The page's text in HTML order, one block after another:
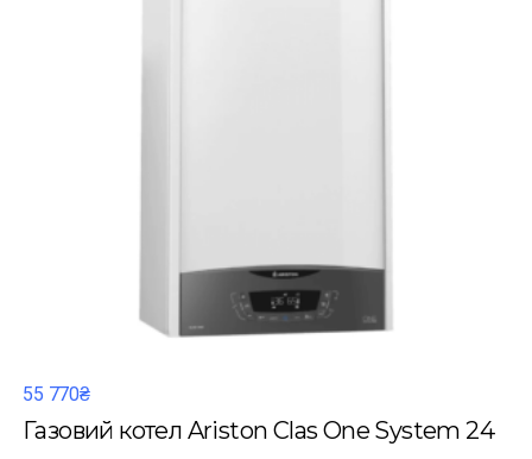
55 770₴
Газовий котел Ariston Clas One System 24